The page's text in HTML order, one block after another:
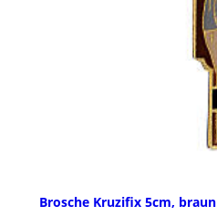
Brosche Kruzifix 5cm, braun